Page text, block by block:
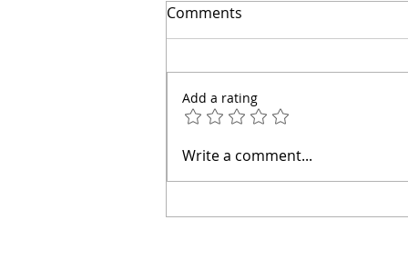
Casa Moderna Concepto
Comments
Add a rating
Write a comment...